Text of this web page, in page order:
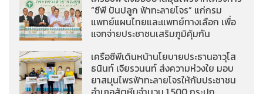
“ซีพี ปันปลูก ฟ้าทะลายโจร” แก่กรม
แพทย์แผนไทยและแพทย์ทางเลือก เพื่อ
แจกจ่ายประชาชนเสริมภูมิคุ้มกัน
เครือซีพีเดินหน้านโยบายประธานอาวุโส
ธนินท์ เจียรวนนท์ ส่งความห่วงใย มอบ
ยาสมุนไพรฟ้าทะลายโจรให้กับประชาชน